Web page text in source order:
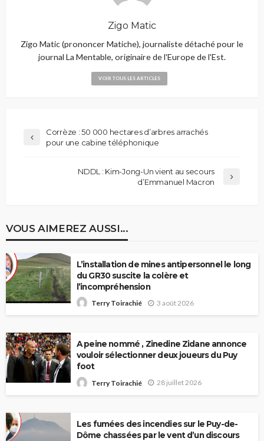
Zigo Matic
Zigo Matic (prononcer Matiche), journaliste détaché pour le
journal La Mentable, originaire de l'Europe de l'Est.
VOIR TOUS LES ARTICLES
Corrèze : 50 000 hectares d’arbres arrachés
pour une cabine téléphonique
NDDL : Kim-Jong-Un vient au secours
d’Emmanuel Macron
VOUS AIMEREZ AUSSI...
L’installation de mines antipersonnel le long
du GR30 suscite la colère et
l’incompréhension
Terry Toirachié 3 août 2026
A peine nommé , Zinedine Zidane annonce
vouloir sélectionner deux joueurs du Puy
foot
Terry Toirachié 28 juillet 2026
Les fumées des incendies sur le Puy-de-
Dôme chassées par le vent d’un discours